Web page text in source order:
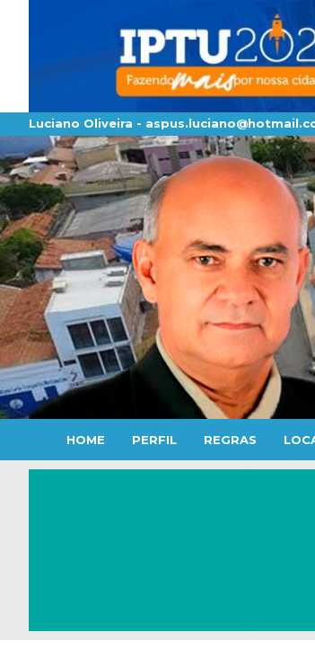
Luciano Oliveira -
HOME PERFIL REGRAS